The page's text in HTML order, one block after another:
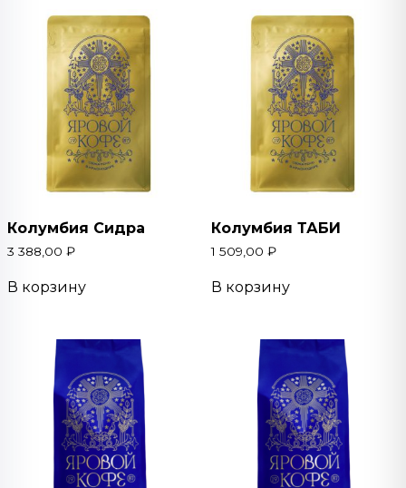
Колумбия Сидра
3 388,00 ₽
В корзину
Колумбия ТАБИ
1 509,00 ₽
В корзину